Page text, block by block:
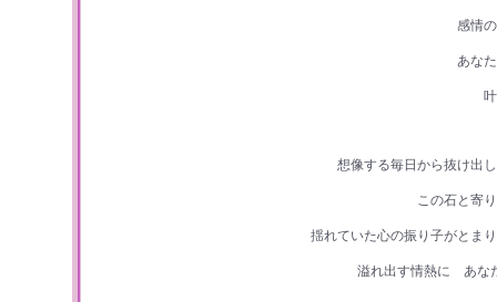
感情
あな
想像する毎日から抜け出
この石と寄
揺れていた心の振り子がと
溢れ出す情熱に あな